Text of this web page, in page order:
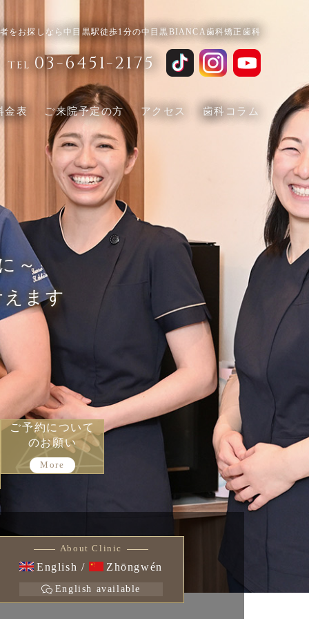
をお探しなら中目黒駅徒歩1分の中目黒BIANCA歯科矯正歯科
TEL 03-6451-2175
金表 ご来院予定の方 アクセス 歯科コラム
About Clinic
English / Zhōngwén
English available
ご予約について
のお願い
More
～
ます